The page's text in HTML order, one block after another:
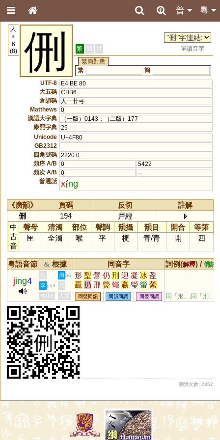
粵
普
人
9
6
(8)
侀 繁 簡 港
單讀音字
繁簡對應
繁
簡
UTF-8
E4 BE 80
大五碼 CBB6
倉頡碼
人一廿弓
Matthews
0
漢語大字典
（一版）0143；（二版）177
康熙字典 29
Unicode
U+4F80
GB2312
四角號碼 2220.0
頻序 A/B
0
5422
頻次 A/B
0
--
普通話 x ng
《廣韻》 頁碼 反切
註解
侀
194
戸經
中
古
音
聲母 清濁 部位 聲調 韻攝 韻目 開合
等第
匣
全濁 喉 平 梗 青/青 開 四
粵語音節 & 根據 同音字 詞例(解釋) / 備註
jing4
黃 周 p6 形 型 營 仍 刑 迎 凝 冰 盈
贏 扔 邢 熒 蠅 嬴 瑩 螢 縈
滎 瀛 楹 硎 嶸 塋 陘 艿 瀅
鈃 礽 娙 陾 鉶 濴 謍 鎣 瀠
李 p53
何
HKLS
人文 同聲同韻 同韻同調 同聲同調 同「 形 」;同「刑 」
瀏覽次數: 2852